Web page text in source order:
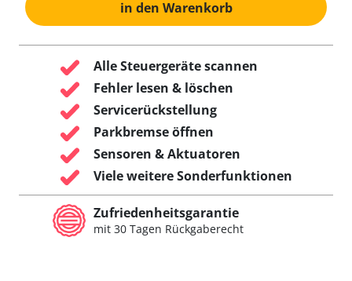
in den Warenkorb
Alle Steuergeräte scannen
Fehler lesen & löschen
Servicerückstellung
Parkbremse öffnen
Sensoren & Aktuatoren
Viele weitere Sonderfunktionen
Zufriedenheitsgarantie
mit 30 Tagen Rückgaberecht